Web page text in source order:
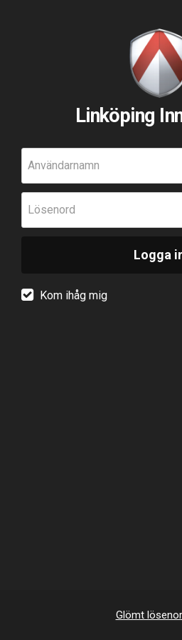
Linköping
Användarnamn
Lösenord
Logga
Kom ihåg mig
Glömt